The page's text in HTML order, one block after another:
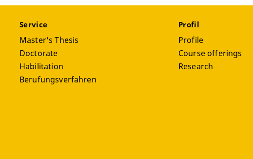
Service
Master's Thesis
Doctorate
Habilitation
Berufungsverfahren
Profil
Profile
Course offerings
Research